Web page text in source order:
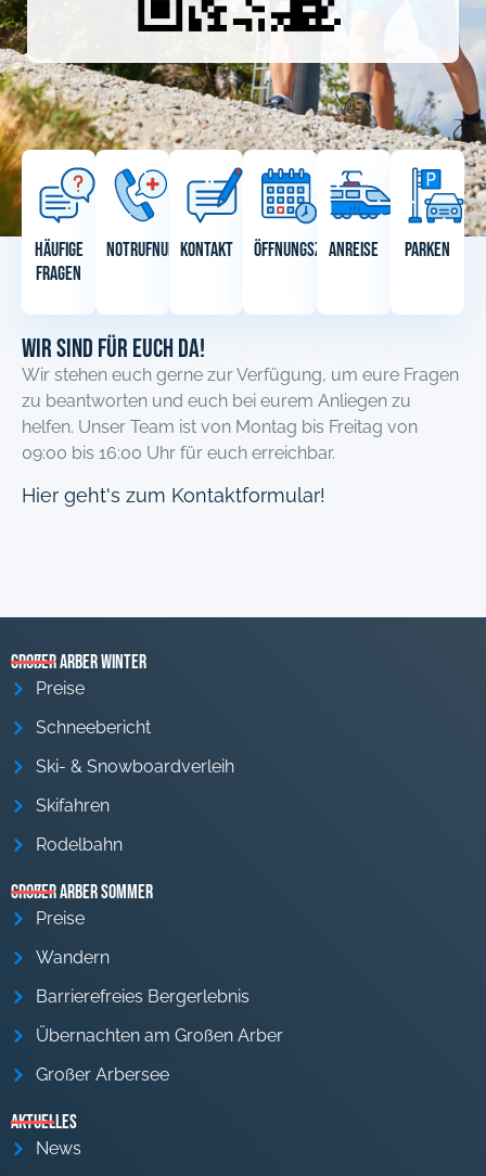
Wir sind für euch Da!
Wir stehen euch gerne zur Verfügung, um eure Fragen
zu beantworten und euch bei eurem Anliegen zu
helfen. Unser Team ist von Montag bis Freitag von
09:00 bis 16:00 Uhr für euch erreichbar.
Hier geht's zum Kontaktformular!
Häufige
Fragen
Notrufnummern
Kontakt Öffnungszeiten
Anreise Parken
Großer Arber Winter
Preise
Schneebericht
Ski- & Snowboardverleih
Skifahren
Rodelbahn
Großer Arber Sommer
Preise
Wandern
Barrierefreies Bergerlebnis
Übernachten am Großen Arber
Großer Arbersee
Aktuelles
News